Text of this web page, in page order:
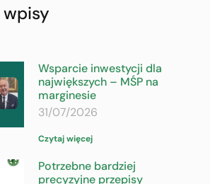
wpisy
Wsparcie inwestycji dla
największych – MŚP na
marginesie
31/07/2026
Czytaj więcej
Potrzebne bardziej
precyzyjne przepisy